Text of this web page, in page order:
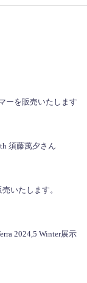
ーを販売いたします
須藤萬夕さん
いたします。
2024,5 Winter展示